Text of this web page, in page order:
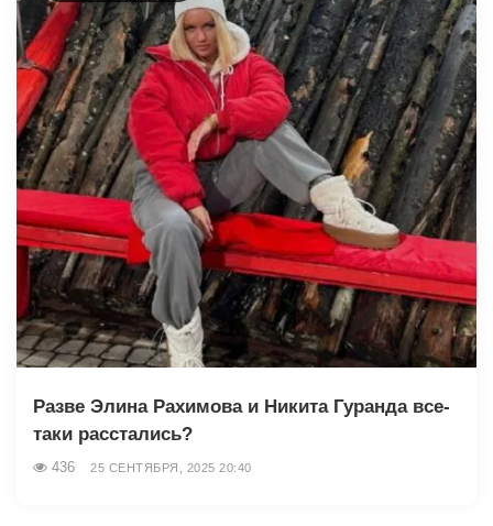
Разве Элина Рахимова и Никита Гуранда все-
таки расстались?
436 25 СЕНТЯБРЯ, 2025 20:40